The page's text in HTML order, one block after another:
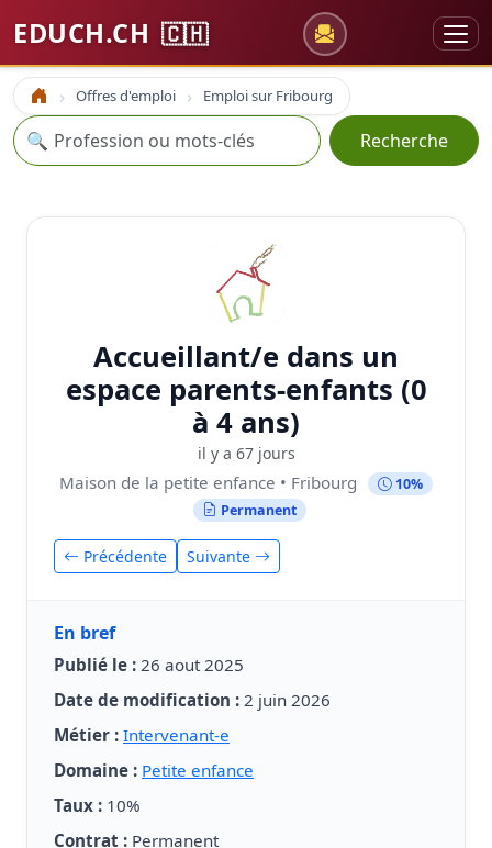
EDUCH.CH 🇨🇭
Accueil Offres d'emploi Emploi sur Fribourg
Recherche
🔍 Recherche
Accueillant/e dans un
espace parents-enfants (0
à 4 ans)
il y a 67 jours
Maison de la petite enfance • Fribourg
10%
Permanent
Précédente Suivante
En bref
Publié le : 26 aout 2025
Date de modification : 2 juin 2026
Métier : Intervenant-e
Domaine : Petite enfance
Taux : 10%
Contrat : Permanent